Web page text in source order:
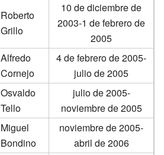
Roberto
Grillo
10 de diciembre de
2003-1 de febrero de
2005
Alfredo
Cornejo
4 de febrero de 2005-
julio de 2005
Osvaldo
Tello
julio de 2005-
noviembre de 2005
Miguel
Bondino
noviembre de 2005-
abril de 2006